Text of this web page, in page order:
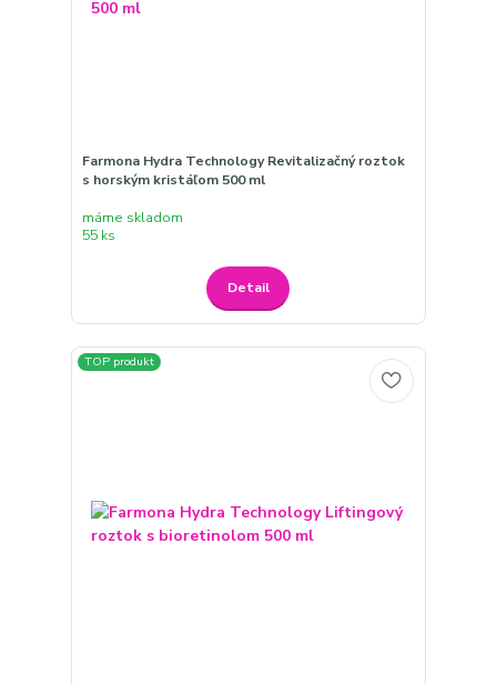
Farmona Hydra Technology Revitalizačný roztok
s horským kristáľom 500 ml
máme skladom
55 ks
Detail
TOP produkt